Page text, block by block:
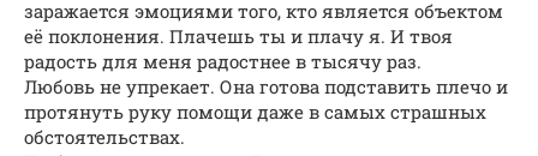
заражается эмоциями того, кто является объектом
её поклонения. Плачешь ты и плачу я. И твоя
радость для меня радостнее в тысячу раз.
Любовь не упрекает. Она готова подставить плечо и
протянуть руку помощи даже в самых страшных
обстоятельствах.